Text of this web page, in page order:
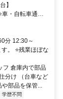
】
車・自転車通勤
分 12:30～
。 ⭐残業ほぼな
フ 倉庫内で部品
分け （台車など
部品を保管...
学歴不問